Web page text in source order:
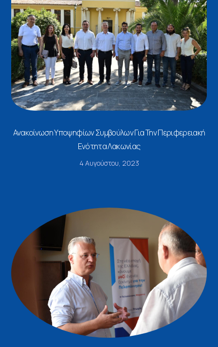
Ανακοίνωση Υποψηφίων Συμβούλων Για Την Περιφερειακή
Ενότητα Λακωνίας
4 Αυγούστου, 2023